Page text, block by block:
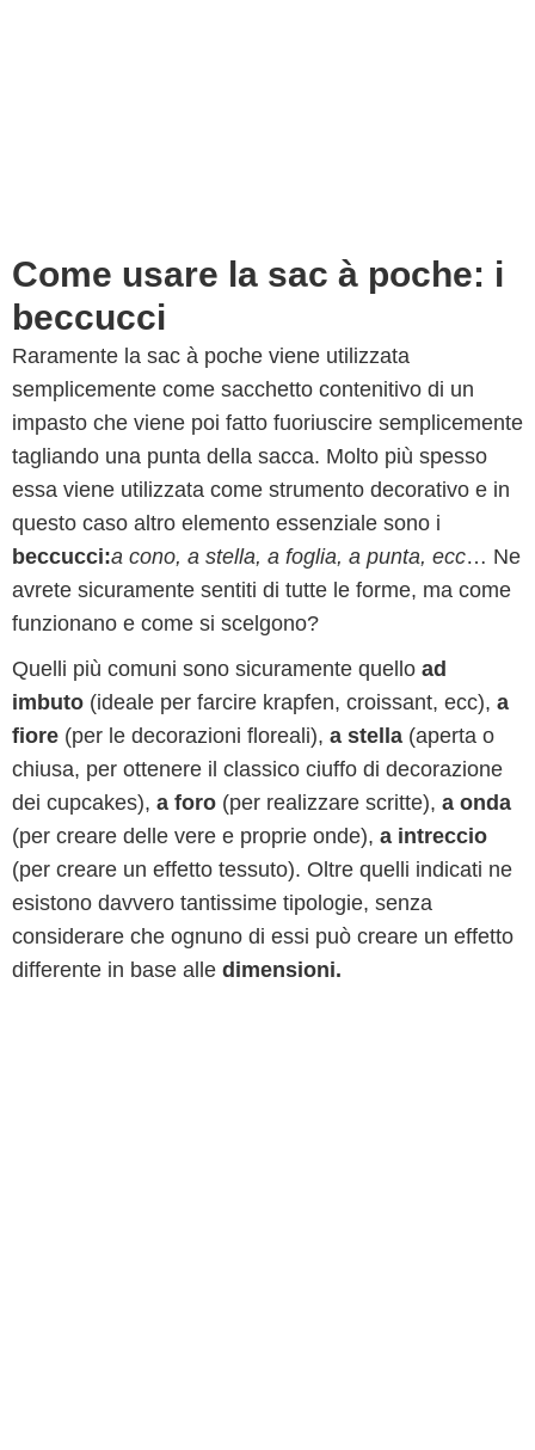
Come usare la sac à poche: i
beccucci
Raramente la sac à poche viene utilizzata
semplicemente come sacchetto contenitivo di un
impasto che viene poi fatto fuoriuscire semplicemente
tagliando una punta della sacca. Molto più spesso
essa viene utilizzata come strumento decorativo e in
questo caso altro elemento essenziale sono i
beccucci:a cono, a stella, a foglia, a punta, ecc… Ne
avrete sicuramente sentiti di tutte le forme, ma come
funzionano e come si scelgono?
Quelli più comuni sono sicuramente quello ad
imbuto (ideale per farcire krapfen, croissant, ecc), a
fiore (per le decorazioni floreali), a stella (aperta o
chiusa, per ottenere il classico ciuffo di decorazione
dei cupcakes), a foro (per realizzare scritte), a onda
(per creare delle vere e proprie onde), a intreccio
(per creare un effetto tessuto). Oltre quelli indicati ne
esistono davvero tantissime tipologie, senza
considerare che ognuno di essi può creare un effetto
differente in base alle dimensioni.